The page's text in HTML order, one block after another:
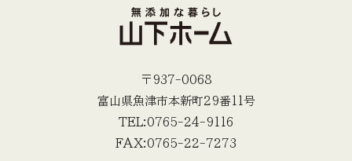
〒937-0068
富山県魚津市本新町29番11号
TEL:0765-24-9116
FAX:0765-22-7273